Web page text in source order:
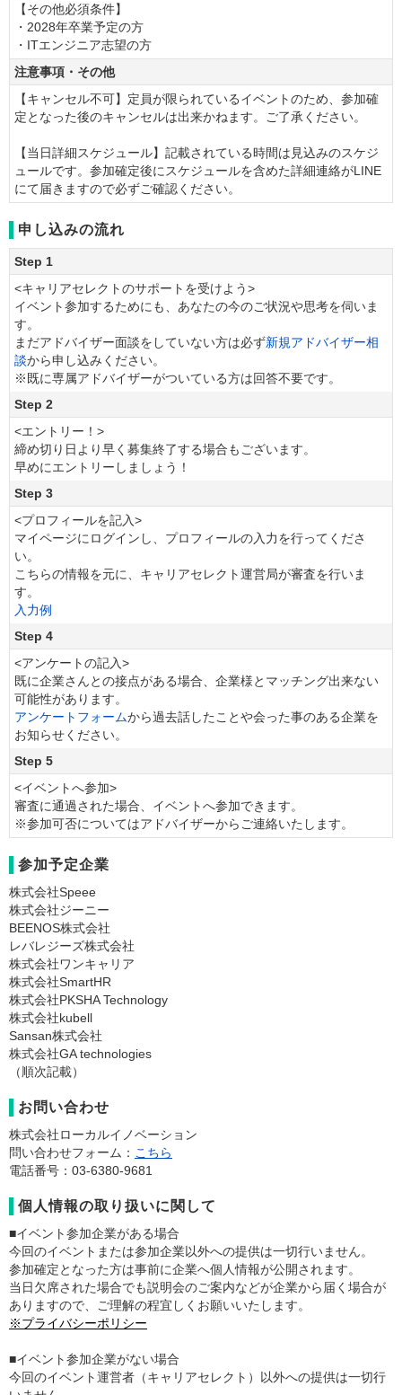
【その他必須条件】
・2028年卒業予定の方
・ITエンジニア志望の方
注意事項・その他
【キャンセル不可】定員が限られているイベントのため、参加確
定となった後のキャンセルは出来かねます。ご了承ください。
【当日詳細スケジュール】記載されている時間は見込みのスケジ
ュールです。参加確定後にスケジュールを含めた詳細連絡がLINE
にて届きますので必ずご確認ください。
申し込みの流れ
Step 1
<キャリアセレクトのサポートを受けよう>
イベント参加するためにも、あなたの今のご状況や思考を伺いま
す。
まだアドバイザー面談をしていない方は必ず新規アドバイザー相
談から申し込みください。
※既に専属アドバイザーがついている方は回答不要です。
Step 2
<エントリー！>
締め切り日より早く募集終了する場合もございます。
早めにエントリーしましょう！
Step 3
<プロフィールを記入>
マイページにログインし、プロフィールの入力を行ってくださ
い。
こちらの情報を元に、キャリアセレクト運営局が審査を行いま
す。
入力例
Step 4
<アンケートの記入>
既に企業さんとの接点がある場合、企業様とマッチング出来ない
可能性があります。
アンケートフォームから過去話したことや会った事のある企業を
お知らせください。
Step 5
<イベントへ参加>
審査に通過された場合、イベントへ参加できます。
※参加可否についてはアドバイザーからご連絡いたします。
参加予定企業
株式会社Speee
株式会社ジーニー
BEENOS株式会社
レバレジーズ株式会社
株式会社ワンキャリア
株式会社SmartHR
株式会社PKSHA Technology
株式会社kubell
Sansan株式会社
株式会社GA technologies
（順次記載）
お問い合わせ
株式会社ローカルイノベーション
問い合わせフォーム： こちら
電話番号：03-6380-9681
個人情報の取り扱いに関して
■イベント参加企業がある場合
今回のイベントまたは参加企業以外への提供は一切行いません。
参加確定となった方は事前に企業へ個人情報が公開されます。
当日欠席された場合でも説明会のご案内などが企業から届く場合が
ありますので、ご理解の程宜しくお願いいたします。
※プライバシーポリシー
■イベント参加企業がない場合
今回のイベント運営者（キャリアセレクト）以外への提供は一切行